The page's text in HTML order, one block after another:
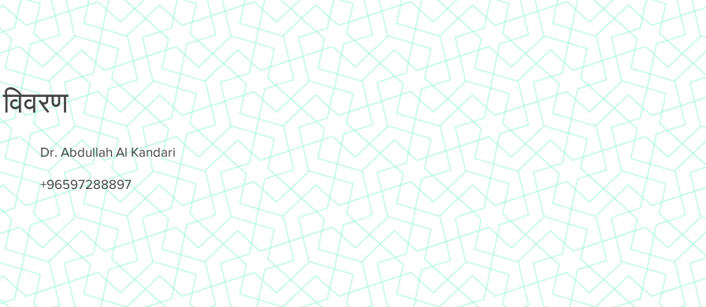
Dr. Abdullah Al Kandari
+96597288897